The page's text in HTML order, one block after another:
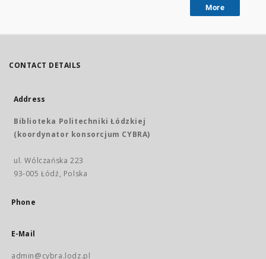
More
CONTACT DETAILS
Address
Biblioteka Politechniki Łódzkiej
(koordynator konsorcjum CYBRA)
ul. Wólczańska 223
93-005 Łódź, Polska
Phone
E-Mail
admin@cybra.lodz.pl